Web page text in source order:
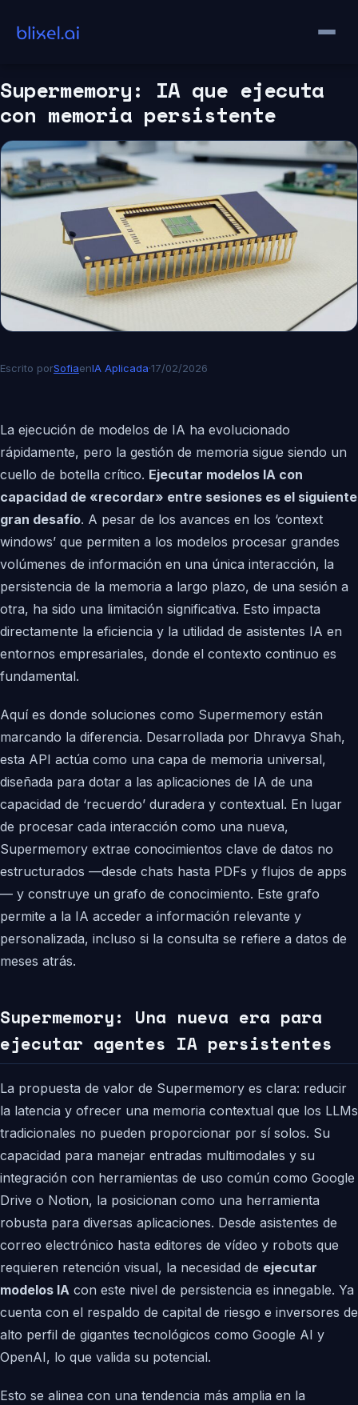
contenido
Supermemory: IA que ejecuta
con memoria persistente
Escrito porSofiaenIA Aplicada·17/02/2026
La ejecución de modelos de IA ha evolucionado
rápidamente, pero la gestión de memoria sigue siendo un
cuello de botella crítico. Ejecutar modelos IA con
capacidad de «recordar» entre sesiones es el siguiente
gran desafío. A pesar de los avances en los ‘context
windows’ que permiten a los modelos procesar grandes
volúmenes de información en una única interacción, la
persistencia de la memoria a largo plazo, de una sesión a
otra, ha sido una limitación significativa. Esto impacta
directamente la eficiencia y la utilidad de asistentes IA en
entornos empresariales, donde el contexto continuo es
fundamental.
Aquí es donde soluciones como Supermemory están
marcando la diferencia. Desarrollada por Dhravya Shah,
esta API actúa como una capa de memoria universal,
diseñada para dotar a las aplicaciones de IA de una
capacidad de ‘recuerdo’ duradera y contextual. En lugar
de procesar cada interacción como una nueva,
Supermemory extrae conocimientos clave de datos no
estructurados —desde chats hasta PDFs y flujos de apps
— y construye un grafo de conocimiento. Este grafo
permite a la IA acceder a información relevante y
personalizada, incluso si la consulta se refiere a datos de
meses atrás.
Supermemory: Una nueva era para
ejecutar agentes IA persistentes
La propuesta de valor de Supermemory es clara: reducir
la latencia y ofrecer una memoria contextual que los LLMs
tradicionales no pueden proporcionar por sí solos. Su
capacidad para manejar entradas multimodales y su
integración con herramientas de uso común como Google
Drive o Notion, la posicionan como una herramienta
robusta para diversas aplicaciones. Desde asistentes de
correo electrónico hasta editores de vídeo y robots que
requieren retención visual, la necesidad de ejecutar
modelos IA con este nivel de persistencia es innegable. Ya
cuenta con el respaldo de capital de riesgo e inversores de
alto perfil de gigantes tecnológicos como Google AI y
OpenAI, lo que valida su potencial.
Esto se alinea con una tendencia más amplia en la